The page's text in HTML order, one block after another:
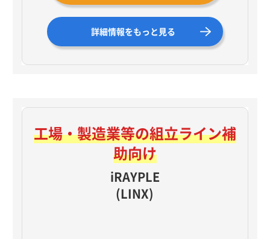
詳細情報をもっと見る
工場・製造業等の組立ライン補
助向け
iRAYPLE
(LINX)